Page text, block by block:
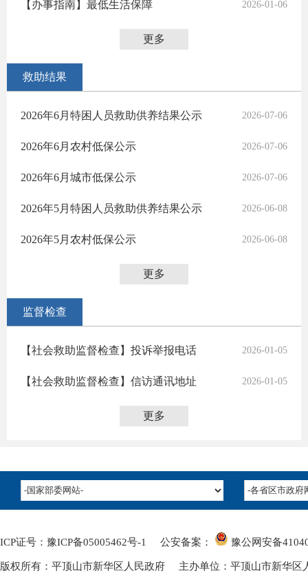
【办事指南】最低生活保障 2026-01-06
更多
救助结果
2026年6月特困人员救助供养结果公示 2026-07-06
2026年6月农村低保公示 2026-07-06
2026年6月城市低保公示 2026-07-06
2026年5月特困人员救助供养结果公示 2026-06-08
2026年5月农村低保公示 2026-06-08
更多
监督检查
【社会救助监督检查】投诉举报电话 2026-01-05
【社会救助监督检查】信访通讯地址 2026-01-05
更多
ICP证号：豫ICP备05005462号-1 公安备案： 豫公网安备
版权所有：平顶山市新华区人民政府 主办单位：平顶山市新华